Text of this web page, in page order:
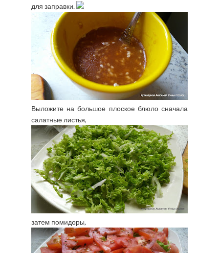
для заправки.
Выложите на большое плоское блюло сначала
салатные листья,
затем помидоры,